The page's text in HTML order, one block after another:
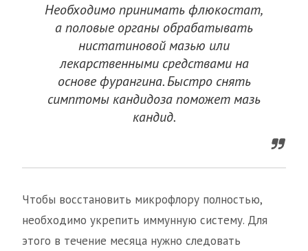
Необходимо принимать флюкостат,
а половые органы обрабатывать
нистатиновой мазью или
лекарственными средствами на
основе фурангина. Быстро снять
симптомы кандидоза поможет мазь
кандид.
Чтобы восстановить микрофлору полностью,
необходимо укрепить иммунную систему. Для
этого в течение месяца нужно следовать